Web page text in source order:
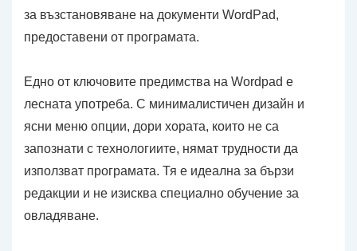
за възстановяване на документи WordPad,
предоставени от програмата.
Едно от ключовите предимства на Wordpad е
лесната употреба. С минималистичен дизайн и
ясни меню опции, дори хората, които не са
запознати с технологиите, нямат трудности да
използват програмата. Тя е идеална за бързи
редакции и не изисква специално обучение за
овладяване.